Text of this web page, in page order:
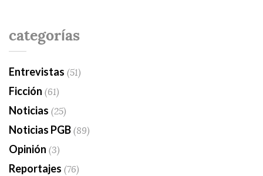
categorías
Entrevistas (51)
Ficción (61)
Noticias (25)
Noticias PGB(89)
Opinión (3)
Reportajes (76)